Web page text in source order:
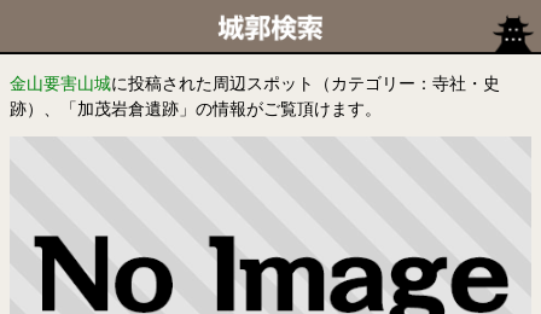
金山要害山城に投稿された周辺スポット（カテゴリー：寺社・史
跡）、「加茂岩倉遺跡」の情報がご覧頂けます。